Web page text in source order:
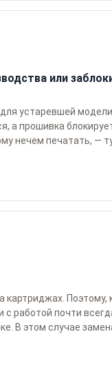
или
устаревшей
а прошивка
нечем печатать, —
Поэтому,
работой почти
В этом случае